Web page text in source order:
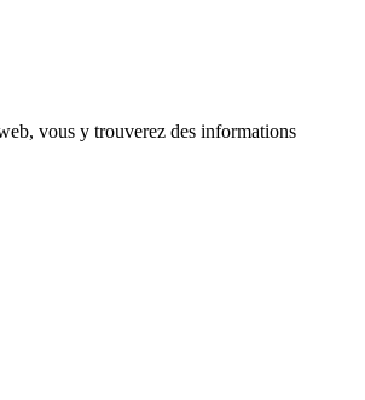
vous y trouverez des informations